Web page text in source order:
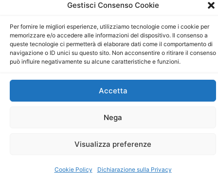
Gestisci Consenso Cookie
Per fornire le migliori esperienze, utilizziamo tecnologie come i cookie per
memorizzare e/o accedere alle informazioni del dispositivo. Il consenso a
queste tecnologie ci permetterà di elaborare dati come il comportamento di
navigazione o ID unici su questo sito. Non acconsentire o ritirare il consenso
può influire negativamente su alcune caratteristiche e funzioni.
Accetta
Nega
Visualizza preferenze
Cookie Policy Dichiarazione sulla Privacy